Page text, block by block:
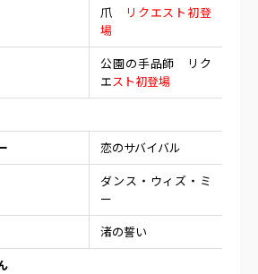
爪
リクエスト初登
場
公園の手品師 リク
エスト初登場
恋のサバイバル
ダンス・ウィズ・ミ
ー
渚の誓い